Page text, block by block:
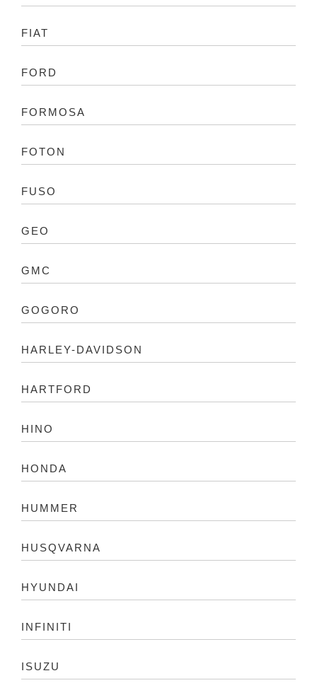
FIAT
FORD
FORMOSA
FOTON
FUSO
GEO
GMC
GOGORO
HARLEY-DAVIDSON
HARTFORD
HINO
HONDA
HUMMER
HUSQVARNA
HYUNDAI
INFINITI
ISUZU